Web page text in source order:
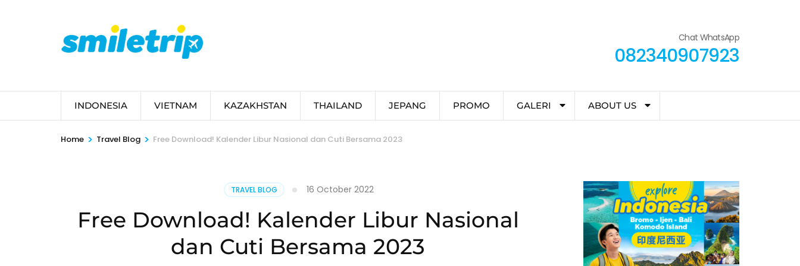
Chat WhatsApp
082340907923
INDONESIA VIETNAM KAZAKHSTAN THAILAND JEPANG PROMO GALERI ABOUT US
Home > Travel Blog > Free Download! Kalender Libur Nasional dan Cuti Bersama 2023
TRAVEL BLOG 16 October 2022
Free Download! Kalender Libur Nasional
dan Cuti Bersama 2023